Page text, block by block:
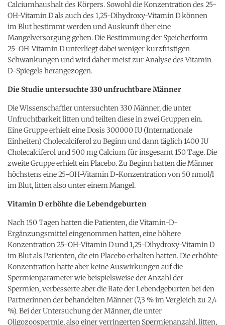
Calciumhaushalt des Körpers. Sowohl die Konzentration des 25-
OH-Vitamin D als auch des 1,25-Dihydroxy-Vitamin D können
im Blut bestimmt werden und Auskunft über eine
Mangelversorgung geben. Die Bestimmung der Speicherform
25-OH-Vitamin D unterliegt dabei weniger kurzfristigen
Schwankungen und wird daher meist zur Analyse des Vitamin-
D-Spiegels herangezogen.
Die Studie untersuchte 330 unfruchtbare Männer
Die Wissenschaftler untersuchten 330 Männer, die unter
Unfruchtbarkeit litten und teilten diese in zwei Gruppen ein.
Eine Gruppe erhielt eine Dosis 300000 IU (Internationale
Einheiten) Cholecalciferol zu Beginn und dann täglich 1400 IU
Cholecalciferol und 500 mg Calcium für insgesamt 150 Tage. Die
zweite Gruppe erhielt ein Placebo. Zu Beginn hatten die Männer
höchstens eine 25-OH-Vitamin D-Konzentration von 50 nmol/l
im Blut, litten also unter einem Mangel.
Vitamin D erhöhte die Lebendgeburten
Nach 150 Tagen hatten die Patienten, die Vitamin-D-
Ergänzungsmittel eingenommen hatten, eine höhere
Konzentration 25-OH-Vitamin D und 1,25-Dihydroxy-Vitamin D
im Blut als Patienten, die ein Placebo erhalten hatten. Die erhöhte
Konzentration hatte aber keine Auswirkungen auf die
Spermienparameter wie beispielsweise der Anzahl der
Spermien, verbesserte aber die Rate der Lebendgeburten bei den
Partnerinnen der behandelten Männer (7,3 % im Vergleich zu 2,4
%). Bei der Untersuchung der Männer, die unter
Oligozoospermie, also einer verringerten Spermienanzahl, litten,